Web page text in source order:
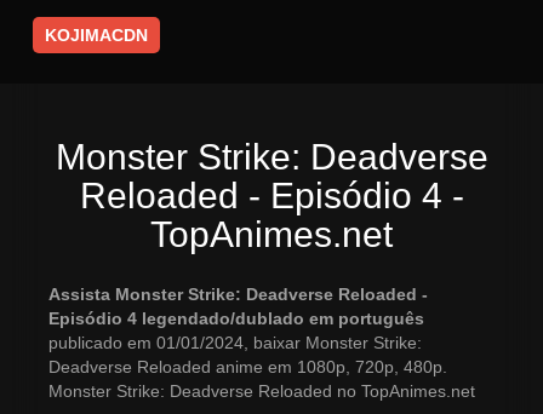
KOJIMACDN
Monster Strike: Deadverse
Reloaded - Episódio 4 -
TopAnimes.net
Assista Monster Strike: Deadverse Reloaded -
Episódio 4 legendado/dublado em português
publicado em 01/01/2024, baixar Monster Strike:
Deadverse Reloaded anime em 1080p, 720p, 480p.
Monster Strike: Deadverse Reloaded no TopAnimes.net